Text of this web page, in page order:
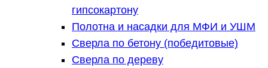
гипсокартону
Полотна и насадки для МФИ и УШМ
Сверла по бетону (победитовые)
Сверла по дереву